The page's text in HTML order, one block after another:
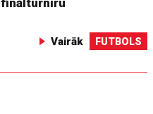
finālturnīru
Vairāk FUTBOLS